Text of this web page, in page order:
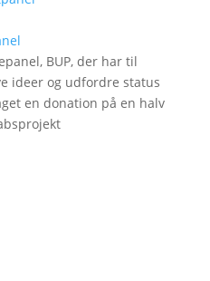
BUP, der har til
ideer og udfordre status
en donation på en halv